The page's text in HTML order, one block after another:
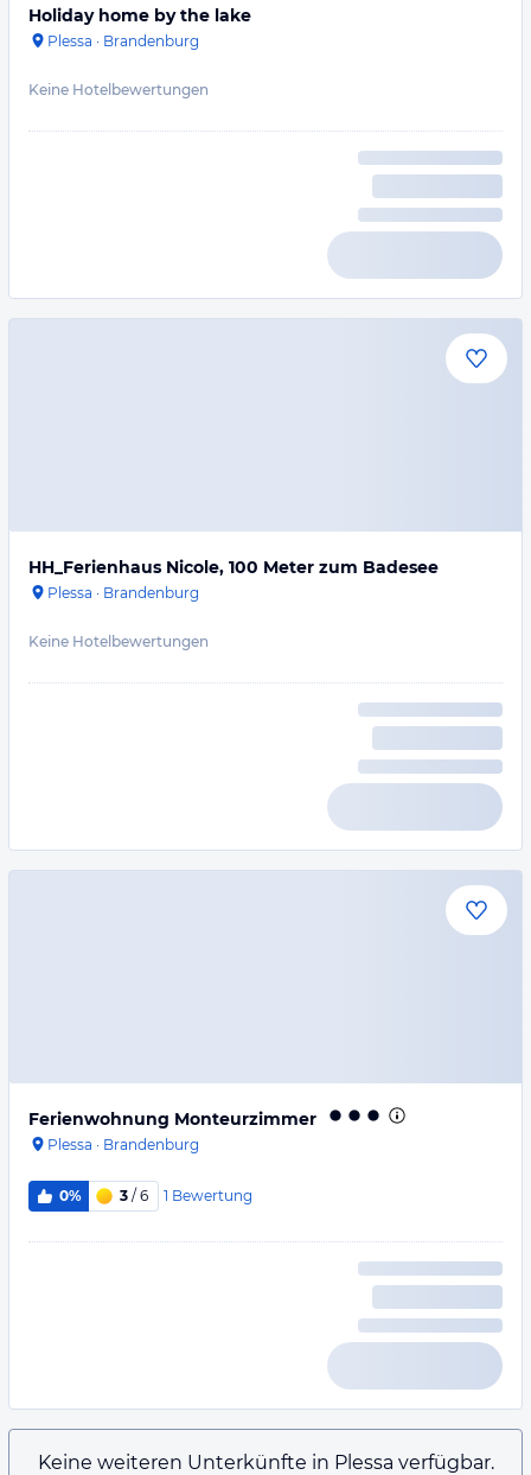
Holiday home by the lake
Plessa · Brandenburg
Keine Hotelbewertungen
HH_Ferienhaus Nicole, 100 Meter zum Badesee
Plessa · Brandenburg
Keine Hotelbewertungen
Ferienwohnung Monteurzimmer
Plessa · Brandenburg
0% 3 / 6 1 Bewertung
Keine weiteren Unterkünfte in Plessa verfügbar.